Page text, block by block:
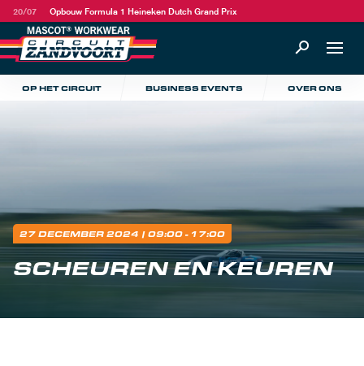
20/07 Opbouw Formula 1 Heineken Dutch Grand Prix
OP HET CIRCUIT BUSINESS EVENTS OVER ONS
27 DECEMBER 2024 | 09:00 - 17:00
SCHEUREN EN KEUREN